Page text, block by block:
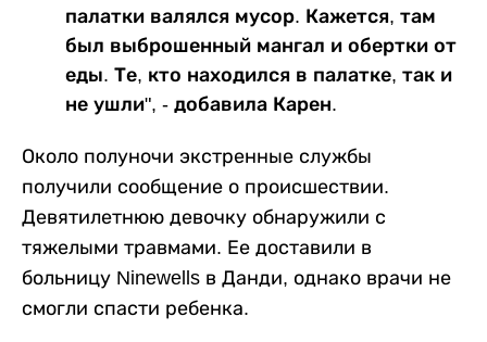
палатки валялся мусор. Кажется, там
был выброшенный мангал и обертки от
еды. Те, кто находился в палатке, так и
не ушли", - добавила Карен.
Около полуночи экстренные службы
получили сообщение о происшествии.
Девятилетнюю девочку обнаружили с
тяжелыми травмами. Ее доставили в
больницу Ninewells в Данди, однако врачи не
смогли спасти ребенка.